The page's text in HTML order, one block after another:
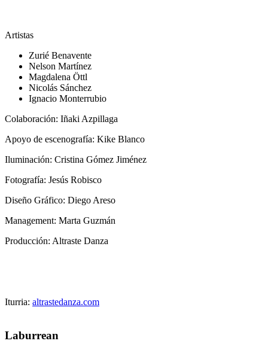
Artistas
Zurié Benavente
Nelson Martínez
Magdalena Öttl
Nicolás Sánchez
Ignacio Monterrubio
Colaboración: Iñaki Azpillaga
Apoyo de escenografía: Kike Blanco
Iluminación: Cristina Gómez Jiménez
Fotografía: Jesús Robisco
Diseño Gráfico: Diego Areso
Management: Marta Guzmán
Producción: Altraste Danza
Iturria: altrastedanza.com
Laburrean